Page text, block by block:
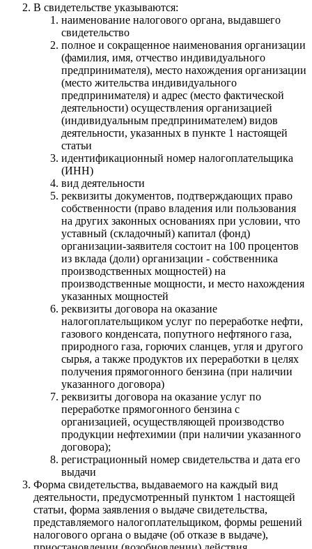
В свидетельстве указываются:
наименование налогового органа, выдавшего
свидетельство
полное и сокращенное наименования организации
(фамилия, имя, отчество индивидуального
предпринимателя), место нахождения организации
(место жительства индивидуального
предпринимателя) и адрес (место фактической
деятельности) осуществления организацией
(индивидуальным предпринимателем) видов
деятельности, указанных в пункте 1 настоящей
статьи
идентификационный номер налогоплательщика
(ИНН)
вид деятельности
реквизиты документов, подтверждающих право
собственности (право владения или пользования
на других законных основаниях при условии, что
уставный (складочный) капитал (фонд)
организации-заявителя состоит на 100 процентов
из вклада (доли) организации - собственника
производственных мощностей) на
производственные мощности, и место нахождения
указанных мощностей
реквизиты договора на оказание
налогоплательщиком услуг по переработке нефти,
газового конденсата, попутного нефтяного газа,
природного газа, горючих сланцев, угля и другого
сырья, а также продуктов их переработки в целях
получения прямогонного бензина (при наличии
указанного договора)
реквизиты договора на оказание услуг по
переработке прямогонного бензина с
организацией, осуществляющей производство
продукции нефтехимии (при наличии указанного
договора);
регистрационный номер свидетельства и дата его
выдачи
Форма свидетельства, выдаваемого на каждый вид
деятельности, предусмотренный пунктом 1 настоящей
статьи, форма заявления о выдаче свидетельства,
представляемого налогоплательщиком, формы решений
налогового органа о выдаче (об отказе в выдаче),